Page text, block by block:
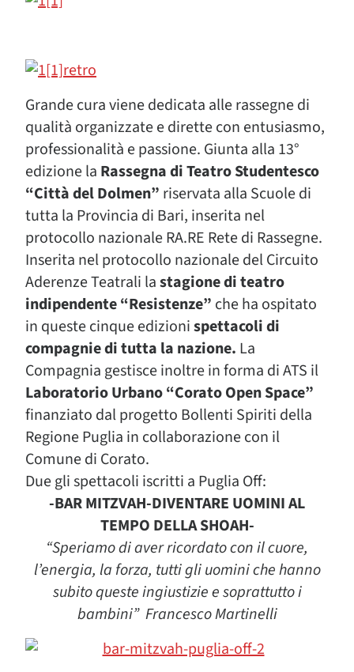
Grande cura viene dedicata alle rassegne di
qualità organizzate e dirette con entusiasmo,
professionalità e passione. Giunta alla 13°
edizione la Rassegna di Teatro Studentesco
“Città del Dolmen” riservata alla Scuole di
tutta la Provincia di Bari, inserita nel
protocollo nazionale RA.RE Rete di Rassegne.
Inserita nel protocollo nazionale del Circuito
Aderenze Teatrali lastagione di teatro
indipendente “Resistenze” che ha ospitato
in queste cinque edizionispettacoli di
compagnie di tutta la nazione. La
Compagnia gestisce inoltre in forma di ATS il
Laboratorio Urbano “Corato Open Space”
finanziato dal progetto Bollenti Spiriti della
Regione Puglia in collaborazione con il
Comune di Corato.
Due gli spettacoli iscritti a Puglia Off:
-BAR MITZVAH-DIVENTARE UOMINI AL
TEMPO DELLA SHOAH-
“Speriamo di aver ricordato con il cuore,
l’energia, la forza, tutti gli uomini che hanno
subito queste ingiustizie e soprattutto i
bambini” Francesco Martinelli